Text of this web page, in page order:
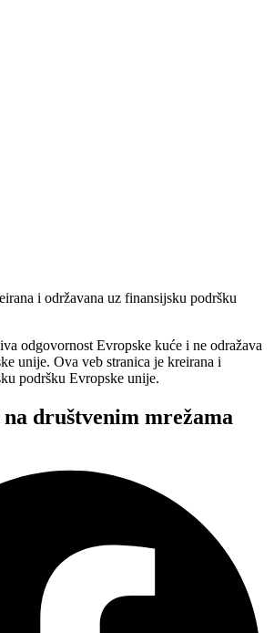
i održavana uz finansijsku podršku
odgovornost Evropske kuće i ne odražava
unije. Ova veb stranica je kreirana i
podršku Evropske unije.
društvenim mrežama